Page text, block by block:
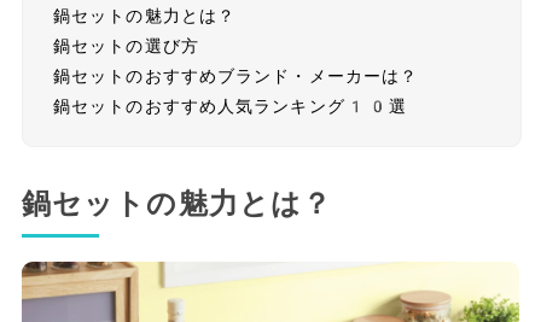
鍋セットの魅力とは？
鍋セットの選び方
鍋セットのおすすめブランド・メーカーは？
鍋セットのおすすめ人気ランキング10選
鍋セットの魅力とは？